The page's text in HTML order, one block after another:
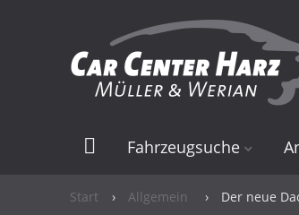
Fahrzeugsuche
Elektro & Hybrid
Start › Allgemein › Der neue